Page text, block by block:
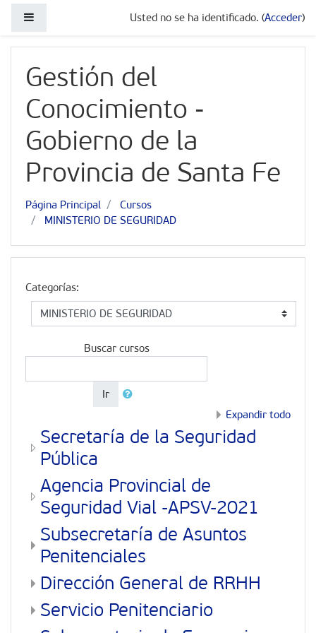
Usted no se ha identificado. (Acceder)
Gestión del
Conocimiento -
Gobierno de la
Provincia de Santa Fe
Página Principal
Cursos
MINISTERIO DE SEGURIDAD
Categorías:
Buscar cursos
Ir
Expandir todo
Secretaría de la Seguridad
Pública
Agencia Provincial de
Seguridad Vial -APSV-2021
Subsecretaría de Asuntos
Penitenciales
Dirección General de RRHH
Servicio Penitenciario